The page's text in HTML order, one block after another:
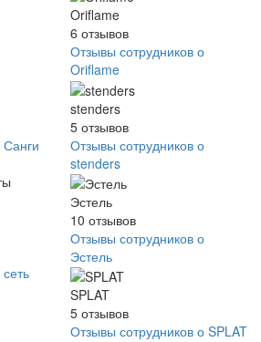
Oriflame
6 отзывов
Отзывы сотрудников о
Oriflame
stenders
5 отзывов
Отзывы сотрудников о
stenders
Эстель
10 отзывов
Отзывы сотрудников о
Эстель
SPLAT
5 отзывов
Отзывы сотрудников о SPLAT